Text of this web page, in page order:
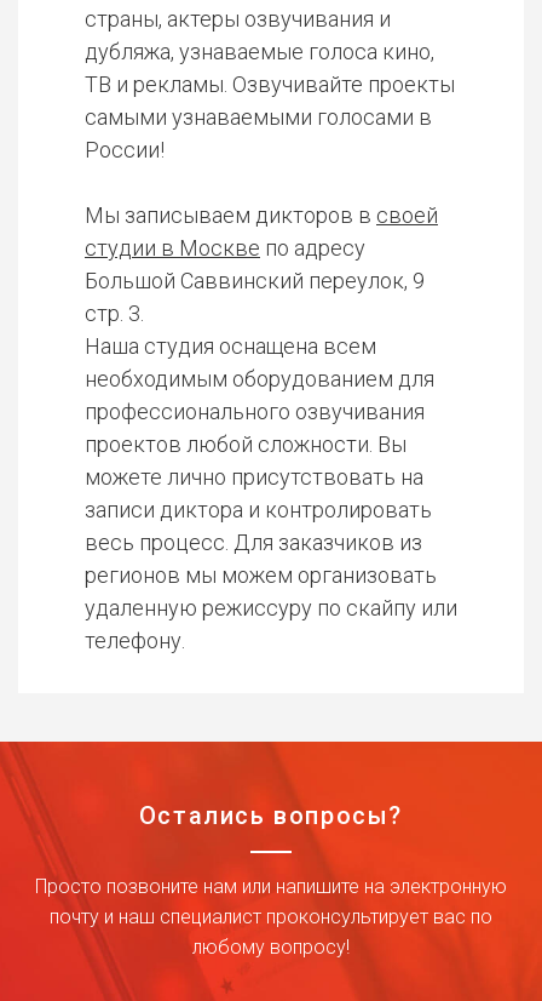
страны, актеры озвучивания и
дубляжа, узнаваемые голоса кино,
ТВ и рекламы. Озвучивайте проекты
самыми узнаваемыми голосами в
России!
Мы записываем дикторов в своей
студии в Москве по адресу
Большой Саввинский переулок, 9
стр. 3.
Наша студия оснащена всем
необходимым оборудованием для
профессионального озвучивания
проектов любой сложности. Вы
можете лично присутствовать на
записи диктора и контролировать
весь процесс. Для заказчиков из
регионов мы можем организовать
удаленную режиссуру по скайпу или
телефону.
Остались вопросы?
Просто позвоните нам или напишите на электронную
почту и наш специалист проконсультирует вас по
любому вопросу!